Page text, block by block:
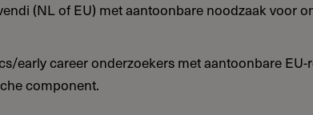
(NL of EU) met aantoonbare noodzaak voor
early career onderzoekers met aantoonbare EU-
component.